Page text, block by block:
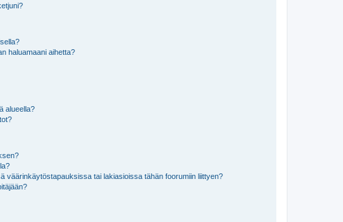
haluamaani aihetta?
alueella?
väärinkäytöstapauksissa tai lakiasioissa tähän foorumiin liittyen?